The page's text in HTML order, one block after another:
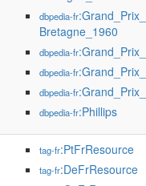
dbpedia-fr
Bretagne_1960
dbpedia-fr
dbpedia-fr
dbpedia-fr
dbpedia-fr:Phillips
tag-fr:PtFrResource
tag-fr:DeFrResource